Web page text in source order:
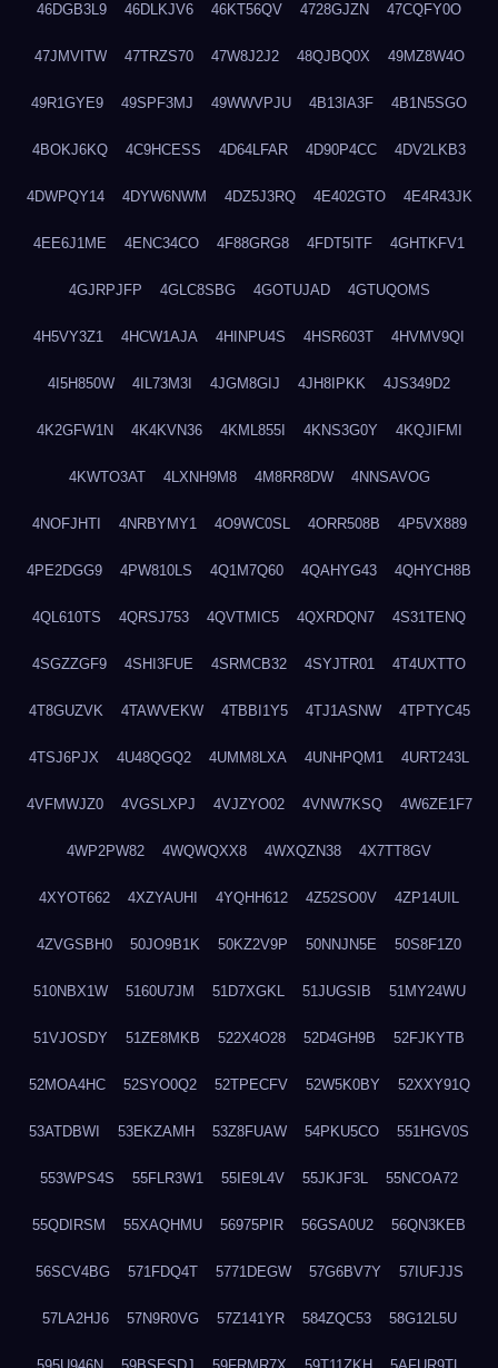
46DGB3L9 46DLKJV6 46KT56QV 4728GJZN 47CQFY0O
47JMVITW 47TRZS70 47W8J2J2 48QJBQ0X 49MZ8W4O
49R1GYE9 49SPF3MJ 49WWVPJU 4B13IA3F 4B1N5SGO
4BOKJ6KQ 4C9HCESS 4D64LFAR 4D90P4CC 4DV2LKB3
4DWPQY14 4DYW6NWM 4DZ5J3RQ 4E402GTO 4E4R43JK
4EE6J1ME 4ENC34CO 4F88GRG8 4FDT5ITF 4GHTKFV1
4GJRPJFP 4GLC8SBG 4GOTUJAD 4GTUQOMS
4H5VY3Z1 4HCW1AJA 4HINPU4S 4HSR603T 4HVMV9QI
4I5H850W 4IL73M3I 4JGM8GIJ 4JH8IPKK 4JS349D2
4K2GFW1N 4K4KVN36 4KML855I 4KNS3G0Y 4KQJIFMI
4KWTO3AT 4LXNH9M8 4M8RR8DW 4NNSAVOG
4NOFJHTI 4NRBYMY1 4O9WC0SL 4ORR508B 4P5VX889
4PE2DGG9 4PW810LS 4Q1M7Q60 4QAHYG43 4QHYCH8B
4QL610TS 4QRSJ753 4QVTMIC5 4QXRDQN7 4S31TENQ
4SGZZGF9 4SHI3FUE 4SRMCB32 4SYJTR01 4T4UXTTO
4T8GUZVK 4TAWVEKW 4TBBI1Y5 4TJ1ASNW 4TPTYC45
4TSJ6PJX 4U48QGQ2 4UMM8LXA 4UNHPQM1 4URT243L
4VFMWJZ0 4VGSLXPJ 4VJZYO02 4VNW7KSQ 4W6ZE1F7
4WP2PW82 4WQWQXX8 4WXQZN38 4X7TT8GV
4XYOT662 4XZYAUHI 4YQHH612 4Z52SO0V 4ZP14UIL
4ZVGSBH0 50JO9B1K 50KZ2V9P 50NNJN5E 50S8F1Z0
510NBX1W 5160U7JM 51D7XGKL 51JUGSIB 51MY24WU
51VJOSDY 51ZE8MKB 522X4O28 52D4GH9B 52FJKYTB
52MOA4HC 52SYO0Q2 52TPECFV 52W5K0BY 52XXY91Q
53ATDBWI 53EKZAMH 53Z8FUAW 54PKU5CO 551HGV0S
553WPS4S 55FLR3W1 55IE9L4V 55JKJF3L 55NCOA72
55QDIRSM 55XAQHMU 56975PIR 56GSA0U2 56QN3KEB
56SCV4BG 571FDQ4T 5771DEGW 57G6BV7Y 57IUFJJS
57LA2HJ6 57N9R0VG 57Z141YR 584ZQC53 58G12L5U